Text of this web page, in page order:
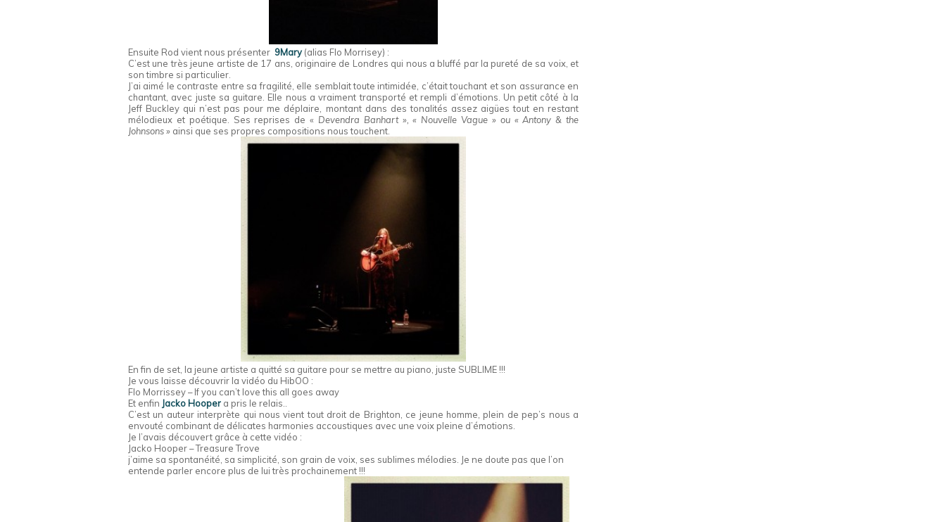
Ensuite Rod vient nous présenter 9Mary(alias Flo Morrisey) :
C’est une très jeune artiste de 17 ans, originaire de Londres qui nous a bluffé par la pureté de sa voix, et
son timbre si particulier.
J’ai aimé le contraste entre sa fragilité, elle semblait toute intimidée, c’était touchant et son assurance en
chantant, avec juste sa guitare. Elle nous a vraiment transporté et rempli d’émotions. Un petit côté à la
Jeff Buckley qui n’est pas pour me déplaire, montant dans des tonalités assez aigües tout en restant
mélodieux et poétique. Ses reprises de « Devendra Banhart », « Nouvelle Vague » ou « Antony & the
Johnsons » ainsi que ses propres compositions nous touchent.
En fin de set, la jeune artiste a quitté sa guitare pour se mettre au piano, juste SUBLIME !!!
Je vous laisse découvrir la vidéo du HibOO :
Flo Morrissey – If you can’t love this all goes away
Et enfin Jacko Hooper a pris le relais..
C’est un auteur interprète qui nous vient tout droit de Brighton, ce jeune homme, plein de pep’s nous a
envouté combinant de délicates harmonies accoustiques avec une voix pleine d’émotions.
Je l’avais découvert grâce à cette vidéo :
Jacko Hooper – Treasure Trove
j’aime sa spontanéité, sa simplicité, son grain de voix, ses sublimes mélodies. Je ne doute pas que l’on
entende parler encore plus de lui très prochainement !!!